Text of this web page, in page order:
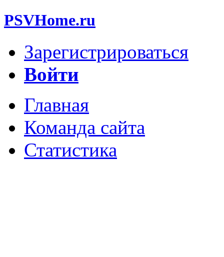
PSVHome.ru
Зарегистрироваться
Войти
Главная
Команда сайта
Статистика